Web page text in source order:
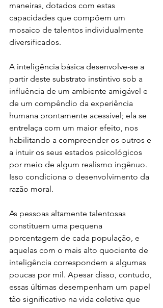
maneiras, dotados com estas
capacidades que compõem um
mosaico de talentos individualmente
diversificados.
A inteligência básica desenvolve-se a
partir deste substrato instintivo sob a
influência de um ambiente amigável e
de um compêndio da experiência
humana prontamente acessível; ela se
entrelaça com um maior efeito, nos
habilitando a compreender os outros e
a intuir os seus estados psicológicos
por meio de algum realismo ingênuo.
Isso condiciona o desenvolvimento da
razão moral.
As pessoas altamente talentosas
constituem uma pequena
porcentagem de cada população, e
aquelas com o mais alto quociente de
inteligência correspondem a algumas
poucas por mil. Apesar disso, contudo,
essas últimas desempenham um papel
tão significativo na vida coletiva que